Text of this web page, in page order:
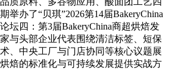
举办了“贝琪”2026第14届BakeryChina
坛四：第3届BakeryChina商超烘焙发
与头部企业代表围绕清洁标签、短保
、中央工厂与门店协同等核心议题展
焙的标准化与可持续发展提供实战方